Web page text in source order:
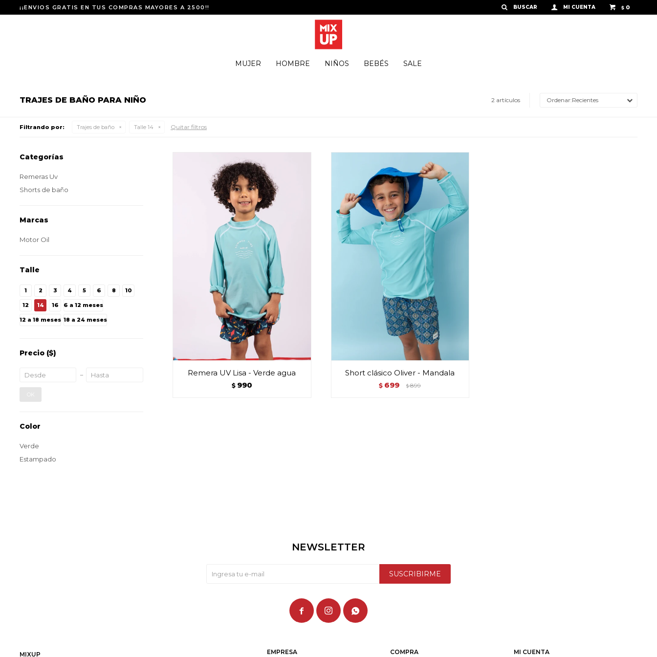
MUJER HOMBRE NIÑOS BEBÉS SALE
$ 0
¡¡ENVIOS GRATIS EN TUS COMPRAS MAYORES A 2500!!
TRAJES DE BAÑO PARA NIÑO 2 artículos Recientes
Filtrando por: Trajes de baño Talle 14 Quitar filtros
Remera UV Lisa - Verde agua
$ 990
Short clásico Oliver - Mandala
$ 699 $ 899
Categorías
Remeras Uv
Shorts de baño
Marcas
Motor Oil
Talle
1 2 3 4 5 6 8 10
12 14 16 6 a 12 meses
12 a 18 meses 18 a 24 meses
Precio ($)
OK
Color
Verde
Estampado
MIXUP EMPRESA COMPRA MI CUENTA
NEWSLETTER
SUSCRIBIRME
  